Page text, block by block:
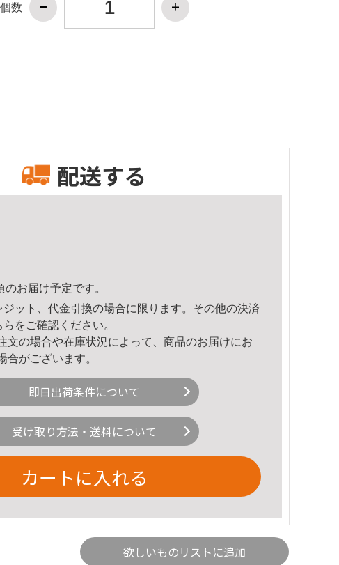
数
配送する
お届け予定です。
ット、代金引換の場合に限ります。その他の決済
ら をご確認ください。
文の場合や在庫状況によって、商品のお届けにお
合がございます。
即日出荷条件について
受け取り方法・送料について
カートに入れる
欲しいものリストに追加